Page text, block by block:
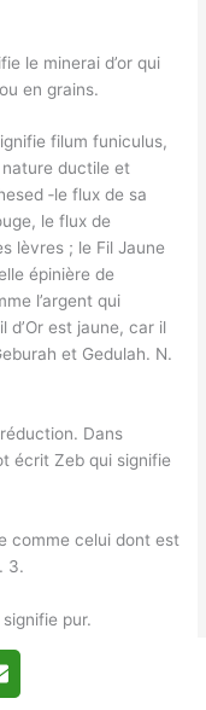
le minerai d’or qui
en grains.
filum funiculus,
nature ductile et
‑le flux de sa
le flux de
lèvres ; le Fil Jaune
épinière de
l’argent qui
est jaune, car il
et Gedulah. N.
Dans
écrit Zeb qui signifie
comme celui dont est
3.
pur.
mots sont KTM